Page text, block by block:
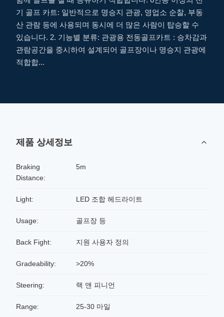
기 골프 카트: 일반적으로 명승지 관광, 영업소 순찰, 부동
산 관람 등에 사용되며 동시에 더 많은 사람이 탑승할 수
있습니다. 2. 기능별 분류: 관광용 전동골프카트 : 승차감과
관람공간을 중시하여 설계되어 골프장이나 명승지 관광에
적합합...
제품 상세정보
Braking
Distance:
5m
Light: LED 조합 헤드라이트
Usage: 골프장 등
Back Fight: 지원 사용자 정의
Gradeability: >20%
Steering: 랙 앤 피니언
Range: 25-30 마일